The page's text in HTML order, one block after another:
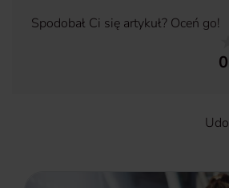
Spodobał Ci się artykuł? Oceń go!